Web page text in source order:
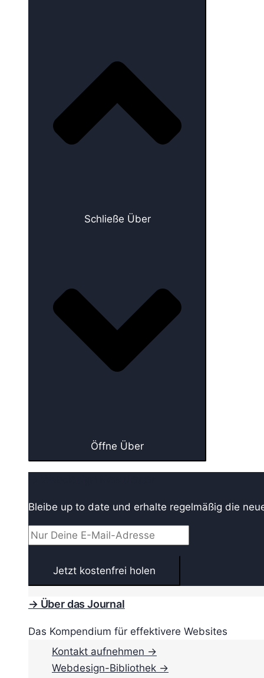
Schließe Über
Öffne Über
Bleibe up to date und erhalte regelmäßig die
→ Über das Journal
Das Kompendium für effektivere Websites
Kontakt aufnehmen →
Webdesign-Bibliothek →